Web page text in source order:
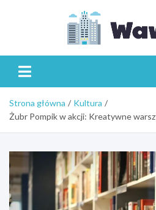
Strona główna
Kultura
Żubr Pompik w akcji: Kreatywne